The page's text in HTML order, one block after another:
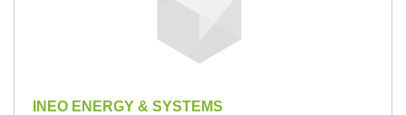
INEO ENERGY & SYSTEMS